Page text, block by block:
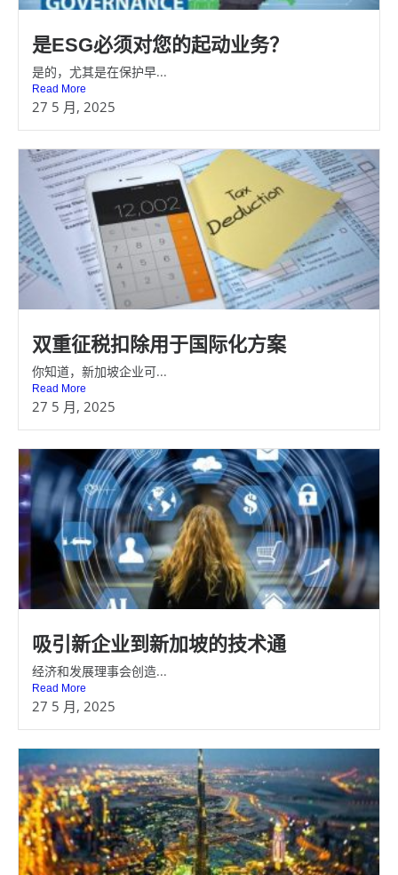
是ESG必须对您的起动业务？
是的，尤其是在保护早...
Read More
27 5 月, 2025
双重征税扣除用于国际化方案
你知道，新加坡企业可...
Read More
27 5 月, 2025
吸引新企业到新加坡的技术通
经济和发展理事会创造...
Read More
27 5 月, 2025